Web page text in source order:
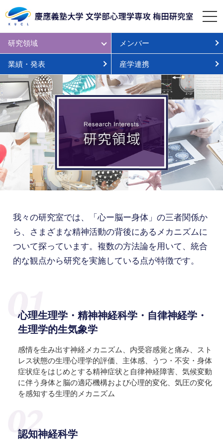
研究領域 メンバー
業績・発表 産学連携
我々の研究室では、「心ー脳ー身体」の三者関係か
ら、
さまざまな精神活動の背後にあるメカニズムに
ついて探っています。 複数の方法論を用いて、統合
的な観点から研究を実施している点が特徴です。
心理生理学・精神神経科学・自律神経学・
生理学的生気象学
感情を生み出す神経メカニズム、内受容感覚と痛み、スト
レス状態の生理心理学的評価、主体感、うつ・不安・身体
症状症をはじめとする精神症状と自律神経障害、気候変動
に伴う身体と脳の適応機構および心理的変化、気圧の変化
を感知する生理的メカニズム
認知神経科学